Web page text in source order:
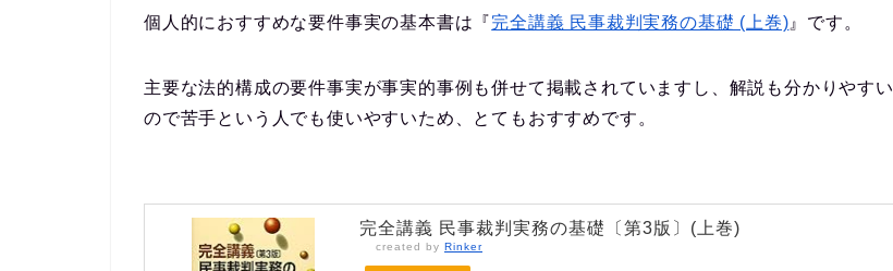
個人的におすすめな要件事実の基本書は『完全講義 民事裁判実務の基礎 (上巻) 』です。
主要な法的構成の要件事実が事実的事例も併せて掲載されていますし、解説も分かりやすい
ので苦手という人でも使いやすいため、とてもおすすめです。
完全講義 民事裁判実務の基礎〔第3版〕(上巻)
created by Rinker